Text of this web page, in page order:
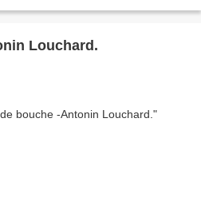
Louchard.